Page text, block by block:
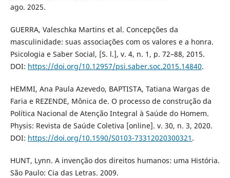
ago. 2025.
GUERRA, Valeschka Martins et al. Concepções da
masculinidade: suas associações com os valores e a honra.
Psicologia e Saber Social, [S. l.], v. 4, n. 1, p. 72–88, 2015.
DOI: https://doi.org/10.12957/psi.saber.soc.2015.14840.
HEMMI, Ana Paula Azevedo, BAPTISTA, Tatiana Wargas de
Faria e REZENDE, Mônica de. O processo de construção da
Política Nacional de Atenção Integral à Saúde do Homem.
Physis: Revista de Saúde Coletiva [online]. v. 30, n. 3, 2020.
DOI: https://doi.org/10.1590/S0103-73312020300321 .
HUNT, Lynn. A invenção dos direitos humanos: uma História.
São Paulo: Cia das Letras. 2009.